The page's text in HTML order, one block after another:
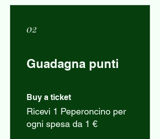
02
Guadagna punti
Buy a ticket
Ricevi 1 Peperoncino per
ogni spesa da 1 €